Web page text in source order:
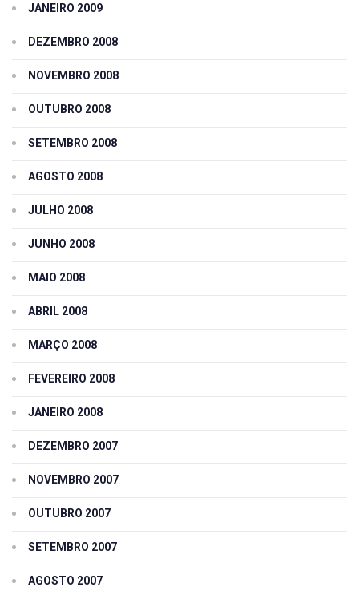
JANEIRO 2009
DEZEMBRO 2008
NOVEMBRO 2008
OUTUBRO 2008
SETEMBRO 2008
AGOSTO 2008
JULHO 2008
JUNHO 2008
MAIO 2008
ABRIL 2008
MARÇO 2008
FEVEREIRO 2008
JANEIRO 2008
DEZEMBRO 2007
NOVEMBRO 2007
OUTUBRO 2007
SETEMBRO 2007
AGOSTO 2007